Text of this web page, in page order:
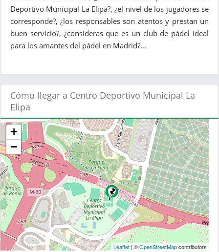
Deportivo Municipal La Elipa?, ¿el nivel de los jugadores se
corresponde?, ¿los responsables son atentos y prestan un
buen servicio?, ¿consideras que es un club de pádel ideal
para los amantes del pádel en Madrid?...
Cómo llegar a Centro Deportivo Municipal La
Elipa
+
−
Leaflet| ©OpenStreetMapcontributors